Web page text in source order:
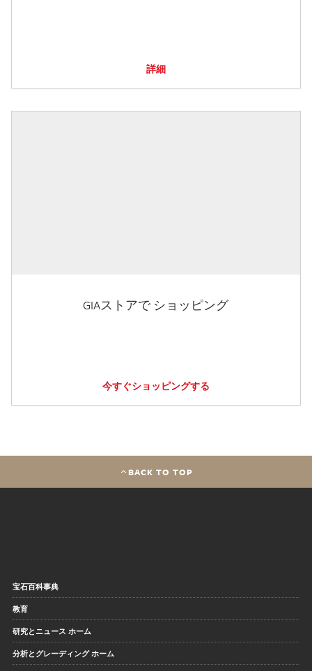
詳細
GIAストアで ショッピング
今すぐショッピングする
BACK TO TOP
宝石百科事典
教育
研究とニュース ホーム
分析とグレーディング ホーム